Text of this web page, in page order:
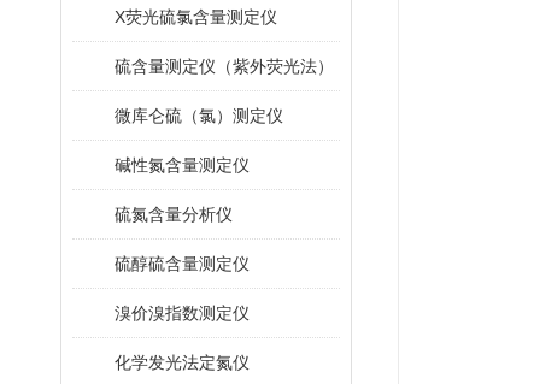
X荧光硫氯含量测定仪
硫含量测定仪（紫外荧光法）
微库仑硫（氯）测定仪
碱性氮含量测定仪
硫氮含量分析仪
硫醇硫含量测定仪
溴价溴指数测定仪
化学发光法定氮仪